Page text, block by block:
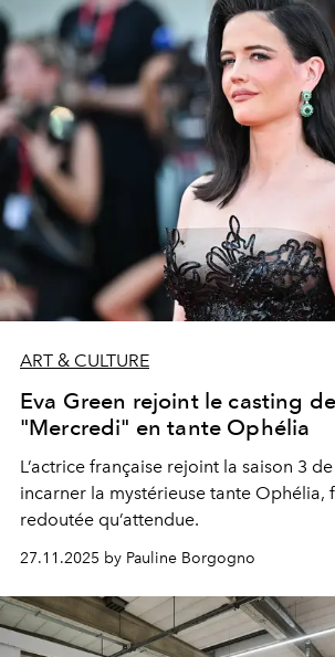
l’événement électro le plus convoité
ART & CULTURE
Eva Green rejoint le casting
"Mercredi" en tante Ophélia
L’actrice française rejoint la saison 3
incarner la mystérieuse tante Ophélia,
redoutée qu’attendue.
27.11.2025 by Pauline Borgogno